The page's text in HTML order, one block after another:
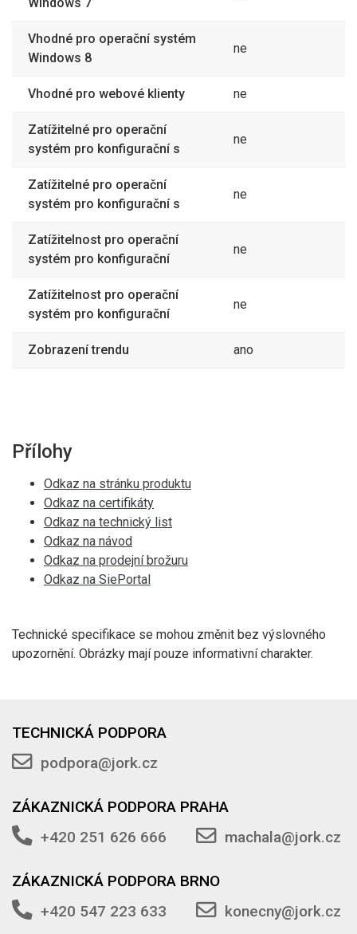
Vhodné pro operační systém
Windows 8
ne
Vhodné pro webové klienty ne
Zatížitelné pro operační
systém pro konfigurační s
ne
Zatížitelné pro operační
systém pro konfigurační s
ne
Zatížitelnost pro operační
systém pro konfigurační
ne
Zatížitelnost pro operační
systém pro konfigurační
ne
Zobrazení trendu ano
Přílohy
Odkaz na stránku produktu
Odkaz na certifikáty
Odkaz na technický list
Odkaz na návod
Odkaz na prodejní brožuru
Odkaz na SiePortal
Technické specifikace se mohou změnit bez výslovného
upozornění. Obrázky mají pouze informativní charakter.
TECHNICKÁ PODPORA
podpora@jork.cz
ZÁKAZNICKÁ PODPORA PRAHA
+420 251 626 666
machala@jork.cz
ZÁKAZNICKÁ PODPORA BRNO
+420 547 223 633
konecny@jork.cz